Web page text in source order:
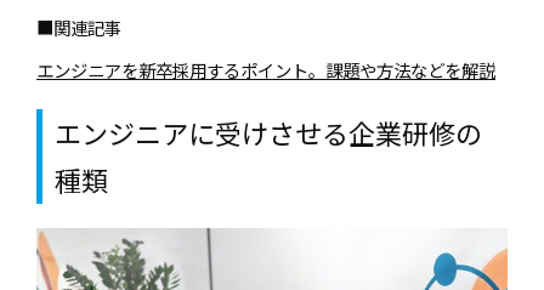
■関連記事
エンジニアを新卒採用するポイント。課題や方法などを解説
エンジニアに受けさせる企業研修の
種類